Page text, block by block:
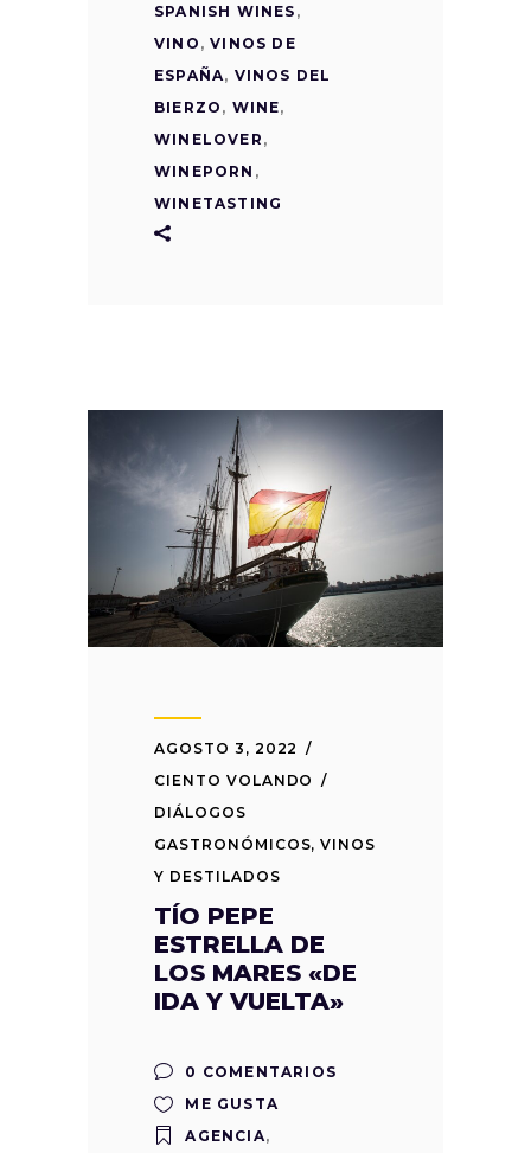
SPANISH WINES ,
VINO ,VINOS DE
ESPAÑA, VINOS DEL
BIERZO , WINE,
WINELOVER ,
WINEPORN ,
WINETASTING
AGOSTO 3, 2022
CIENTO VOLANDO
DIÁLOGOS
GASTRONÓMICOS,VINOS
Y DESTILADOS
TÍO PEPE
ESTRELLA DE
LOS MARES «DE
IDA Y VUELTA»
0 COMENTARIOS
ME GUSTA
AGENCIA,